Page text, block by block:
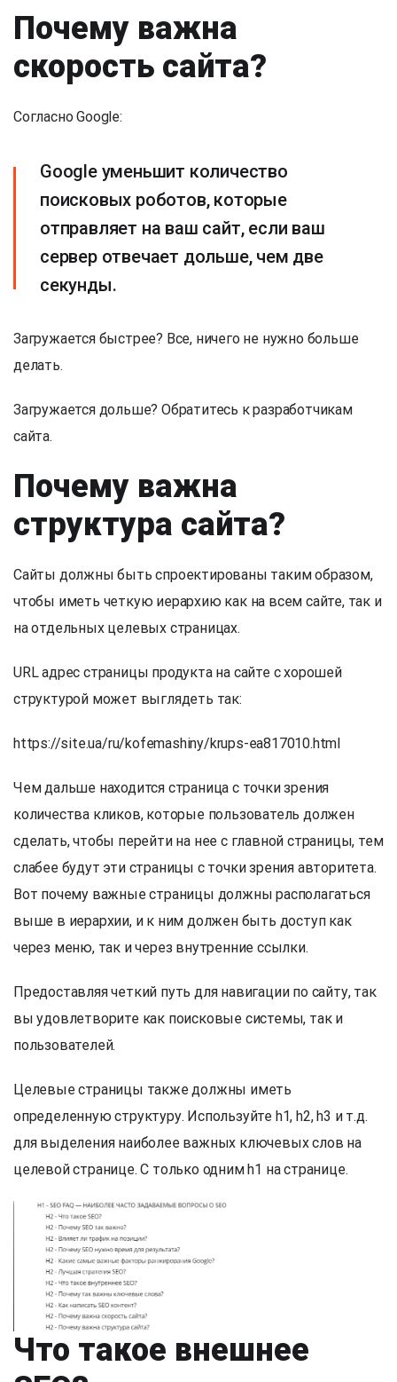
Почему важна
скорость сайта?
Согласно Google:
Google уменьшит количество
поисковых роботов, которые
отправляет на ваш сайт, если ваш
сервер отвечает дольше, чем две
секунды.
Загружается быстрее? Все, ничего не нужно больше
делать.
Загружается дольше? Обратитесь к разработчикам
сайта.
Почему важна
структура сайта?
Сайты должны быть спроектированы таким образом,
чтобы иметь четкую иерархию как на всем сайте, так и
на отдельных целевых страницах.
URL адрес страницы продукта на сайте с хорошей
структурой может выглядеть так:
https://site.ua/ru/kofemashiny/krups-ea817010.html
Чем дальше находится страница с точки зрения
количества кликов, которые пользователь должен
сделать, чтобы перейти на нее с главной страницы, тем
слабее будут эти страницы с точки зрения авторитета.
Вот почему важные страницы должны располагаться
выше в иерархии, и к ним должен быть доступ как
через меню, так и через внутренние ссылки.
Предоставляя четкий путь для навигации по сайту, так
вы удовлетворите как поисковые системы, так и
пользователей.
Целевые страницы также должны иметь
определенную структуру. Используйте h1, h2, h3 и т.д.
для выделения наиболее важных ключевых слов на
целевой странице. С только одним h1 на странице.
Что такое внешнее